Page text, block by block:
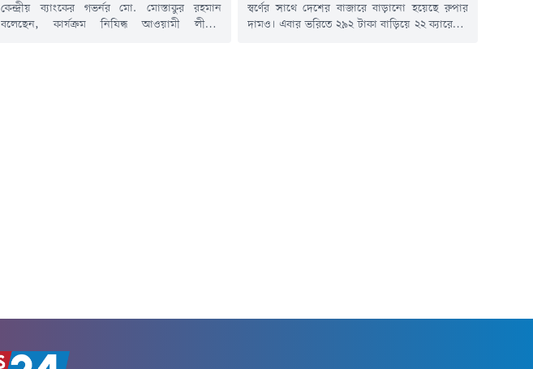
কেন্দ্রীয় ব্যাংকের গভর্নর মো. মোস্তাকুর রহমান
বলেছেন, কার্যক্রম নিষিদ্ধ আওয়ামী লীগের
স্বর্ণের সাথে দেশের বাজারে বাড়ানো হয়েছে রুপার
দামও। এবার ভরিতে ২৯২ টাকা বাড়িয়ে ২২ ক্যারেটের